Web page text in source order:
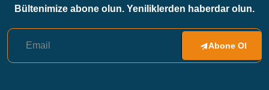
Bültenimize abone olun. Yeniliklerden haberdar olun.
Abone Ol